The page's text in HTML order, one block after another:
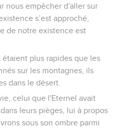
nous empêcher d'aller sur
s’est approché,
de notre existence est
plus rapides que les
sur les montagnes, ils
dans le désert.
celui que l'Eternel avait
leurs pièges, lui à propos
sous son ombre parmi